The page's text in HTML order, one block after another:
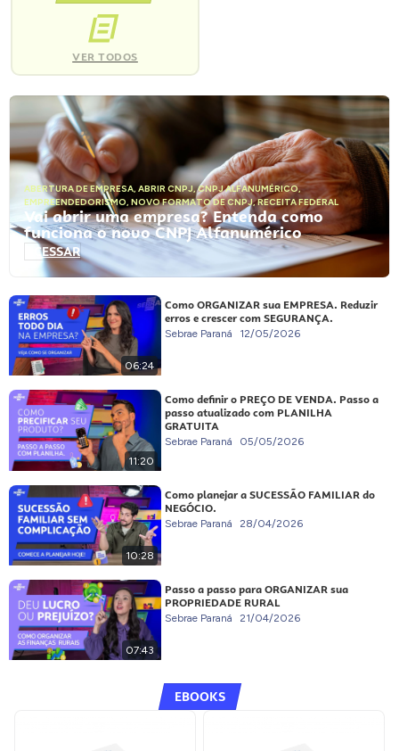
VER TODOS
ABERTURA DE EMPRESA, ABRIR CNPJ,CNPJ ALFANUMÉRICO,
EMPREENDEDORISMO, NOVO FORMATO DE CNPJ,RECEITA FEDERAL
Vai abrir uma empresa? Entenda como
funciona o novo CNPJ Alfanumérico
ACESSAR
06:24
Como ORGANIZAR sua EMPRESA. Reduzir
erros e crescer com SEGURANÇA.
Sebrae Paraná 12/05/2026
11:20
Como definir o PREÇO DE VENDA. Passo a
passo atualizado com PLANILHA
GRATUITA
Sebrae Paraná 05/05/2026
10:28
Como planejar a SUCESSÃO FAMILIAR do
NEGÓCIO.
Sebrae Paraná 28/04/2026
07:43
Passo a passo para ORGANIZAR sua
PROPRIEDADE RURAL
Sebrae Paraná 21/04/2026
EBOOKS